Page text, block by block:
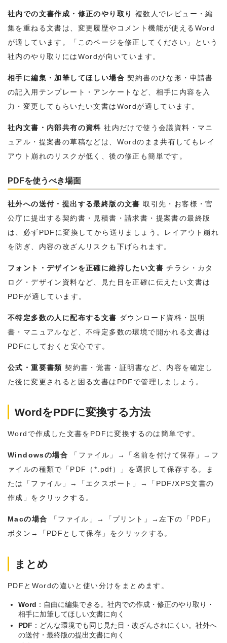
社内での文書作成・修正のやり取り
複数人でレビュー・編
集を重ねる文書は、変更履歴やコメント機能が使えるWord
が適しています。「このページを修正してください」という
社内のやり取りにはWordが向いています。
相手に編集・加筆してほしい場合 契約書のひな形・申請書
の記入用テンプレート・アンケートなど、相手に内容を入
力・変更してもらいたい文書はWordが適しています。
社内文書・内部共有の資料 社内だけで使う会議資料・マニ
ュアル・提案書の草稿などは、Wordのまま共有してもレイ
アウト崩れのリスクが低く、後の修正も簡単です。
PDFを使うべき場面
社外への送付・提出する最終版の文書 取引先・お客様・官
公庁に提出する契約書・見積書・請求書・提案書の最終版
は、必ずPDFに変換してから送りましょう。レイアウト崩れ
を防ぎ、内容の改ざんリスクも下げられます。
フォント・デザインを正確に維持したい文書 チラシ・カタ
ログ・デザイン資料など、見た目を正確に伝えたい文書は
PDFが適しています。
不特定多数の人に配布する文書 ダウンロード資料・説明
書・マニュアルなど、不特定多数の環境で開かれる文書は
PDFにしておくと安心です。
公式・重要書類 契約書・覚書・証明書など、内容を確定し
た後に変更されると困る文書はPDFで管理しましょう。
WordをPDFに変換する方法
Wordで作成した文書をPDFに変換するのは簡単です。
Windowsの場合 「ファイル」→「名前を付けて保存」→フ
ァイルの種類で「PDF（*.pdf）」を選択して保存する。ま
たは「ファイル」→「エクスポート」→「PDF/XPS文書の
作成」をクリックする。
Macの場合 「ファイル」→「プリント」→左下の「PDF」
ボタン→「PDFとして保存」をクリックする。
まとめ
PDFとWordの違いと使い分けをまとめます。
Word ：自由に編集できる。社内での作成・修正のやり取り・
相手に加筆してほしい文書に向く
PDF ：どんな環境でも同じ見た目・改ざんされにくい。社外へ
の送付・最終版の提出文書に向く